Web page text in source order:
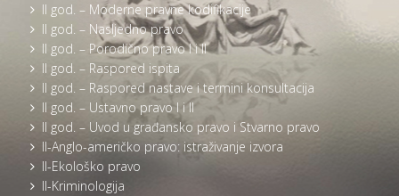
II god. – Moderne pravne kodifikacije
II god. – Nasljedno pravo
II god. – Porodično pravo I i II
II god. – Raspored ispita
II god. – Raspored nastave i termini konsultacija
II god. – Ustavno pravo I i II
II god. – Uvod u građansko pravo i Stvarno pravo
II-Anglo-američko pravo: istraživanje izvora
II-Ekološko pravo
II-Kriminologija